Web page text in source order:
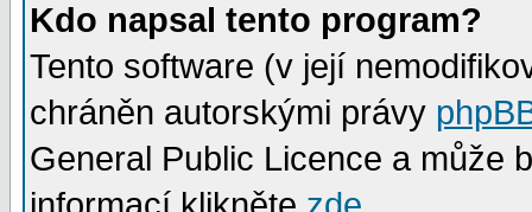
Kdo napsal tento program?
Tento software (v její
chráněn autorskými právy
General Public Licence a může